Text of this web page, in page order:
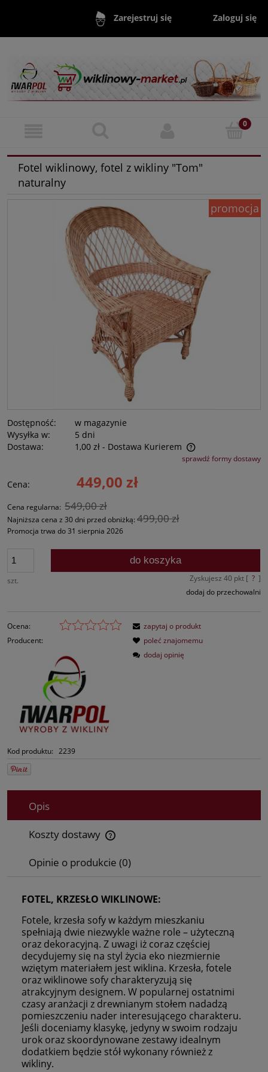
Zarejestruj się Zaloguj się
Fotel wiklinowy, fotel z wikliny "Tom"
naturalny
promocja
Dostępność:
w magazynie
Wysyłka w:
5 dni
Dostawa:
1,00 zł - Dostawa Kurierem
Cena nie zawiera ewentualnych kosztów płatnościsprawdź formy dostawy
Cena: 449,00 zł
Cena regularna: 549,00 zł
Najniższa cena z 30 dni przed obniżką: 499,00 zł
Promocja trwa do 31 sierpnia 2026
szt.
do koszyka
Zyskujesz 40 pkt [ ? ]
dodaj do przechowalni
Ocena:
Producent:
Kod produktu: 2239
zapytaj o produkt
poleć znajomemu
dodaj opinię
Opis
Koszty dostawy
Cena nie zawiera ewentualnych kosztów płatności
Opinie o produkcie (0)
FOTEL, KRZESŁO WIKLINOWE:
Fotele, krzesła sofy w każdym mieszkaniu
spełniają dwie niezwykle ważne role – użyteczną
oraz dekoracyjną. Z uwagi iż coraz częściej
decydujemy się na styl życia eko niezmiernie
wziętym materiałem jest wiklina. Krzesła, fotele
oraz wiklinowe sofy charakteryzują się
atrakcyjnym designem. W popularnej ostatnimi
czasy aranżacji z drewnianym stołem nadadzą
pomieszczeniu nader interesującego charakteru.
Jeśli doceniamy klasykę, jedyny w swoim rodzaju
urok oraz skoordynowane zestawy idealnym
dodatkiem będzie stół wykonany również z
wikliny.